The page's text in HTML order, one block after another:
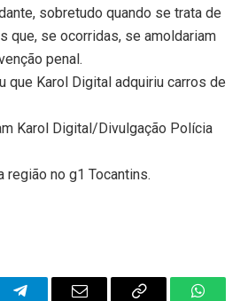
sobretudo quando se trata de
que, se ocorridas, se amoldariam
penal.
que Karol Digital adquiriu carros de
Karol Digital/Divulgação Polícia
região no g1 Tocantins.